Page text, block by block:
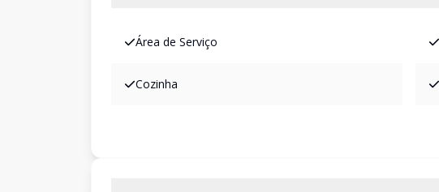
Área de Serviço
Cozinha